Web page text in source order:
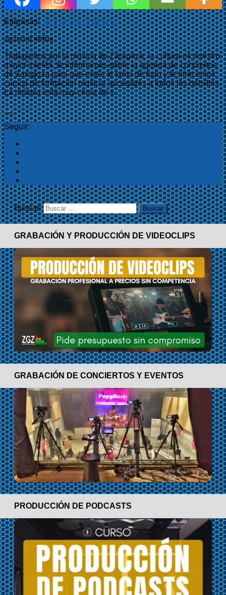
Etiquetas:premios de la musica
zgzconciertos
Trabajamos por la música de Zaragoza, la cultura es nuestro
mayor interés, te informamos sobre la agenda de conciertos
de Zaragoza para que estés al tanto de todo y te ofrecemos
cursos de formación musical accesibles a todos los bolsillos.
La música está muy cerca de ti.
Seguir:
Buscar:
GRABACIÓN Y PRODUCCIÓN DE VIDEOCLIPS
GRABACIÓN DE CONCIERTOS Y EVENTOS
PRODUCCIÓN DE PODCASTS